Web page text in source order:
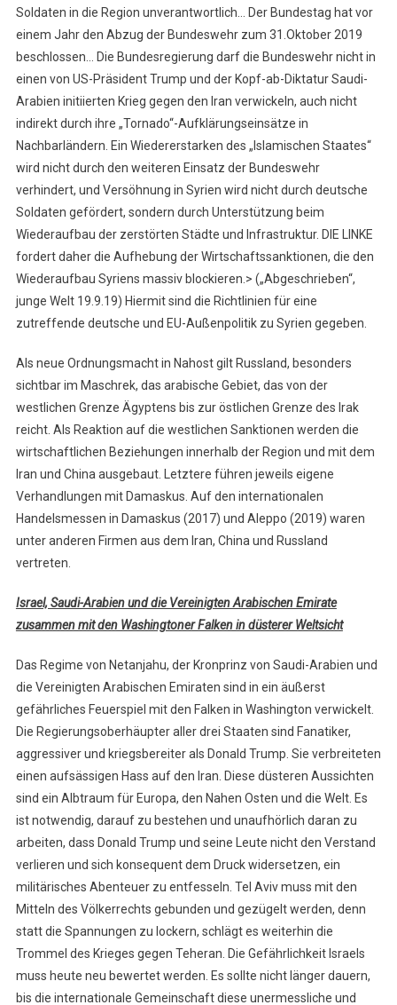
Soldaten in die Region unverantwortlich… Der Bundestag hat vor
einem Jahr den Abzug der Bundeswehr zum 31.Oktober 2019
beschlossen… Die Bundesregierung darf die Bundeswehr nicht in
einen von US-Präsident Trump und der Kopf-ab-Diktatur Saudi-
Arabien initiierten Krieg gegen den Iran verwickeln, auch nicht
indirekt durch ihre „Tornado“-Aufklärungseinsätze in
Nachbarländern. Ein Wiedererstarken des „Islamischen Staates“
wird nicht durch den weiteren Einsatz der Bundeswehr
verhindert, und Versöhnung in Syrien wird nicht durch deutsche
Soldaten gefördert, sondern durch Unterstützung beim
Wiederaufbau der zerstörten Städte und Infrastruktur. DIE LINKE
fordert daher die Aufhebung der Wirtschaftssanktionen, die den
Wiederaufbau Syriens massiv blockieren.> („Abgeschrieben“,
junge Welt 19.9.19) Hiermit sind die Richtlinien für eine
zutreffende deutsche und EU-Außenpolitik zu Syrien gegeben.
Als neue Ordnungsmacht in Nahost gilt Russland, besonders
sichtbar im Maschrek, das arabische Gebiet, das von der
westlichen Grenze Ägyptens bis zur östlichen Grenze des Irak
reicht. Als Reaktion auf die westlichen Sanktionen werden die
wirtschaftlichen Beziehungen innerhalb der Region und mit dem
Iran und China ausgebaut. Letztere führen jeweils eigene
Verhandlungen mit Damaskus. Auf den internationalen
Handelsmessen in Damaskus (2017) und Aleppo (2019) waren
unter anderen Firmen aus dem Iran, China und Russland
vertreten.
Israel, Saudi-Arabien und die Vereinigten Arabischen Emirate
zusammen mit den Washingtoner Falken in düsterer Weltsicht
Das Regime von Netanjahu, der Kronprinz von Saudi-Arabien und
die Vereinigten Arabischen Emiraten sind in ein äußerst
gefährliches Feuerspiel mit den Falken in Washington verwickelt.
Die Regierungsoberhäupter aller drei Staaten sind Fanatiker,
aggressiver und kriegsbereiter als Donald Trump. Sie verbreiteten
einen aufsässigen Hass auf den Iran. Diese düsteren Aussichten
sind ein Albtraum für Europa, den Nahen Osten und die Welt. Es
ist notwendig, darauf zu bestehen und unaufhörlich daran zu
arbeiten, dass Donald Trump und seine Leute nicht den Verstand
verlieren und sich konsequent dem Druck widersetzen, ein
militärisches Abenteuer zu entfesseln. Tel Aviv muss mit den
Mitteln des Völkerrechts gebunden und gezügelt werden, denn
statt die Spannungen zu lockern, schlägt es weiterhin die
Trommel des Krieges gegen Teheran. Die Gefährlichkeit Israels
muss heute neu bewertet werden. Es sollte nicht länger dauern,
bis die internationale Gemeinschaft diese unermessliche und